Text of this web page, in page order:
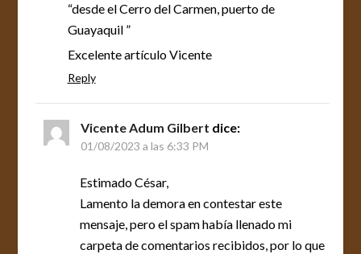
“desde el Cerro del Carmen, puerto de
Guayaquil ”
Excelente artículo Vicente
Reply
Vicente Adum Gilbert dice:
01/08/2023 a las 6:33 PM
Estimado César,
Lamento la demora en contestar este
mensaje, pero el spam había llenado mi
carpeta de comentarios recibidos, por lo que